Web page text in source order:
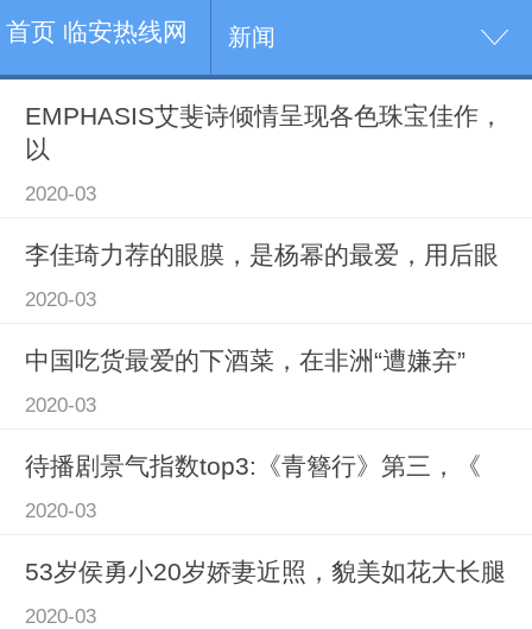
首页 临安热线网 新闻
EMPHASIS艾斐诗倾情呈现各色珠宝佳作，
以
2020-03
李佳琦力荐的眼膜，是杨幂的最爱，用后眼
2020-03
中国吃货最爱的下酒菜，在非洲“遭嫌弃”
2020-03
待播剧景气指数top3:《青簪行》第三，《
2020-03
53岁侯勇小20岁娇妻近照，貌美如花大长腿
2020-03